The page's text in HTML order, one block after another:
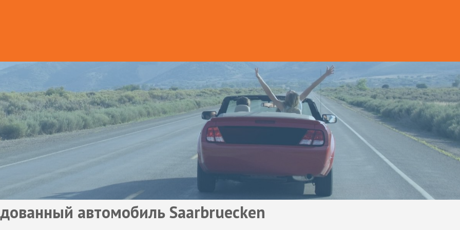
автомобиль Saarbruecken